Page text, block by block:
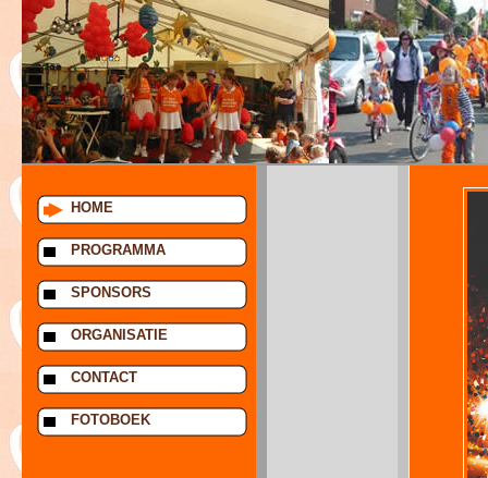
HOME
PROGRAMMA
SPONSORS
ORGANISATIE
CONTACT
FOTOBOEK